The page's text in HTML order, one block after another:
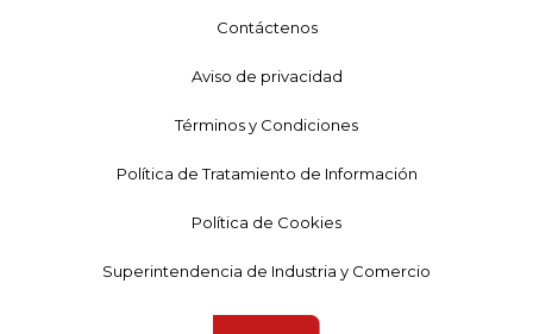
Contáctenos
Aviso de privacidad
Términos y Condiciones
Política de Tratamiento de Información
Política de Cookies
Superintendencia de Industria y Comercio